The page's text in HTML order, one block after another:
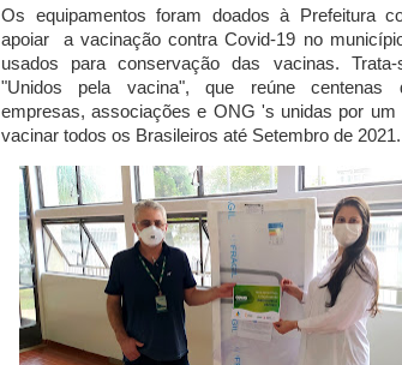
Os equipamentos foram doados à Prefeitura
apoiar a vacinação contra Covid-19 no
usados para conservação das vacinas.
"Unidos pela vacina", que reúne centenas
empresas, associações e ONG 's unidas por um
vacinar todos os Brasileiros até Setembro de 2021.